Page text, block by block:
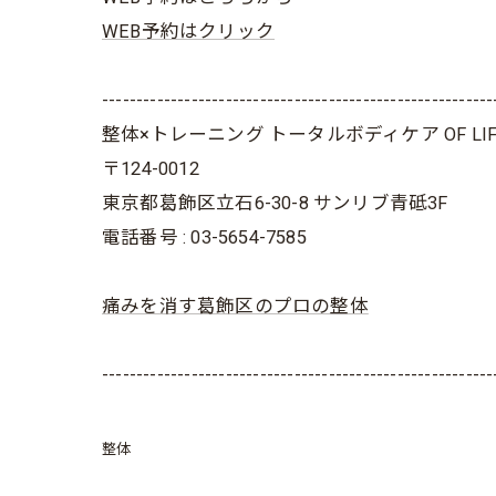
WEB予約はクリック
整体×トレーニング トータルボディケア OF
〒124-0012
東京都葛飾区立石6-30-8 サンリブ青砥3F
電話番号 : 03-5654-7585
痛みを消す葛飾区のプロの整体
整体